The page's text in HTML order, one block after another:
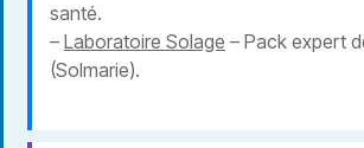
santé.
– Laboratoire Solage – Pack expert
(Solmarie).